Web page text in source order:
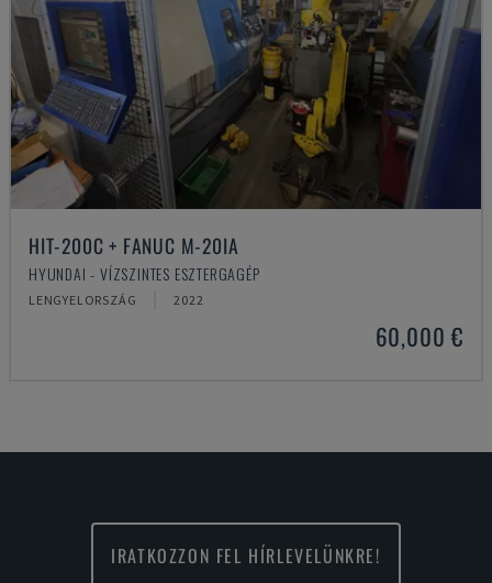
HIT-200C + FANUC M-20IA
HYUNDAI - VÍZSZINTES ESZTERGAGÉP
LENGYELORSZÁG 2022
60,000 €
IRATKOZZON FEL HÍRLEVELÜNKRE!